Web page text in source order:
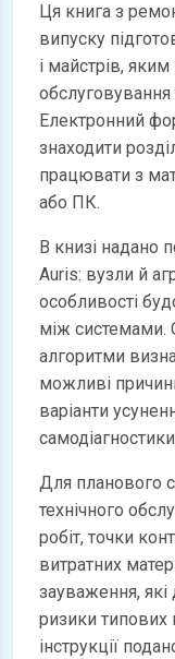
Ця книга з
випуску
і майстрів,
Електронний
знаходити
працювати з
або ПК.
В книзі надано
Auris: вузли й
особливості
між
алгоритми
можливі
варіанти
Для планового
технічного
робіт, точки
витратних
зауваження,
ризики
інструкції